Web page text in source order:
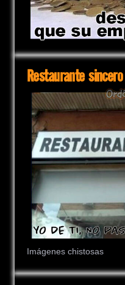
Restaurante sincero
Imágenes chistosas